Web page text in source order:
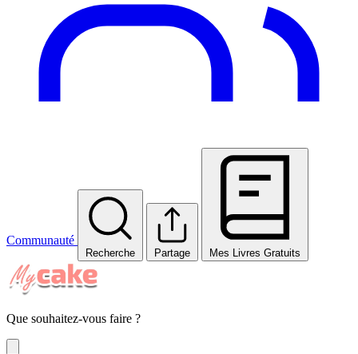
Communauté
Recherche Partage Mes Livres Gratuits
Que souhaitez-vous faire ?